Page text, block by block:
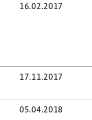
16.02.2017
17.11.2017
05.04.2018